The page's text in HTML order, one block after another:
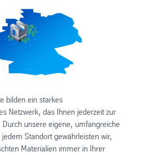
bilden ein starkes
Netzwerk, das Ihnen jederzeit zur
unsere eigene, umfangreiche
Standort gewährleisten wir,
Materialien immer in Ihrer